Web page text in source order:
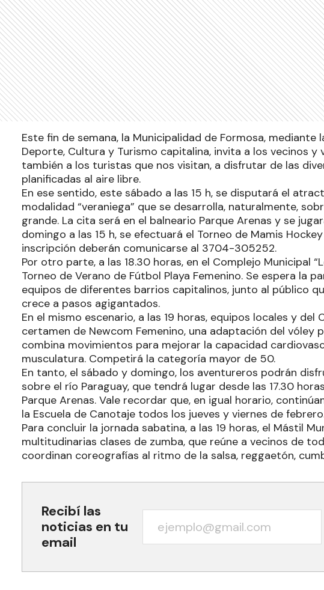
Este fin de semana, la Municipalidad de Formosa, mediante
Deporte, Cultura y Turismo capitalina, invita a los vecinos y
también a los turistas que nos visitan, a disfrutar de las
planificadas al aire libre.
En ese sentido, este sábado a las 15 h, se disputará el
modalidad “veraniega” que se desarrolla, naturalmente,
grande. La cita será en el balneario Parque Arenas y se
domingo a las 15 h, se efectuará el Torneo de Mamis
inscripción deberán comunicarse al 3704-305252.
Por otro parte, a las 18.30 horas, en el Complejo Municipal
Torneo de Verano de Fútbol Playa Femenino. Se espera la
equipos de diferentes barrios capitalinos, junto al público
crece a pasos agigantados.
En el mismo escenario, a las 19 horas, equipos locales y del
certamen de Newcom Femenino, una adaptación del vóley
combina movimientos para mejorar la capacidad
musculatura. Competirá la categoría mayor de 50.
En tanto, el sábado y domingo, los aventureros podrán
sobre el río Paraguay, que tendrá lugar desde las 17.30
Parque Arenas. Vale recordar que, en igual horario,
la Escuela de Canotaje todos los jueves y viernes de
Para concluir la jornada sabatina, a las 19 horas, el Mástil
multitudinarias clases de zumba, que reúne a vecinos de
coordinan coreografías al ritmo de la salsa, reggaetón,
Recibí las
noticias en tu
email